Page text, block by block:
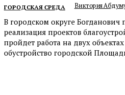
ГОРОДСКАЯ СРЕДА Виктория
В городском округе Богданович
реализация проектов
пройдет работа на двух
обустройство городской